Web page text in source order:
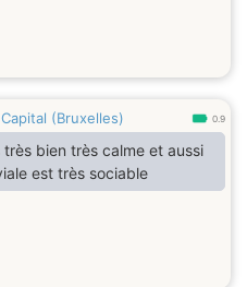
(Bruxelles) 0.9
très bien très calme et aussi
est très sociable